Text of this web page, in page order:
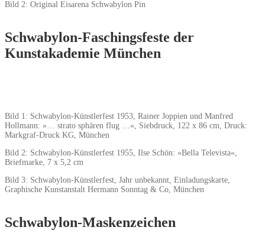
Bild 2: Original Eisarena Schwabylon Pin
Schwabylon-Faschingsfeste der
Kunstakademie München
Bild 1: Schwabylon-Künstlerfest 1953, Rainer Joppien und Manfred
Hollmann: »… strato sphären flug …«, Siebdruck, 122 x 86 cm, Druck:
Markgraf-Druck KG, München
Bild 2: Schwabylon-Künstlerfest 1955, Ilse Schön: »Bella Televista«,
Briefmarke, 7 x 5,2 cm
Bild 3: Schwabylon-Künstlerfest, Jahr unbekannt, Einladungskarte,
Graphische Kunstanstalt Hermann Sonntag & Co, München
Schwabylon-Maskenzeichen